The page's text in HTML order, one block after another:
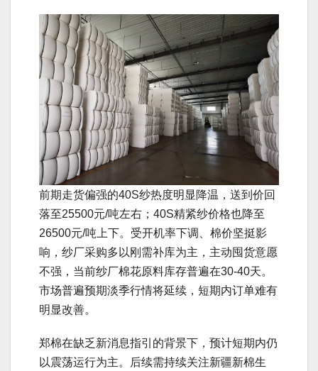
前期走货偏强的40S纱热度明显降温，送到价回
落至25500元/吨左右；40S精紧纱价格也降至
26500元/吨上下。受开机率下调、棉价坚挺影
响，纱厂采购多以刚需补库为主，主动囤货意愿
不强，当前纱厂棉花原料库存普遍在30-40天。
市场普遍预期淡季行情将延续，短期内订单难有
明显改善。
郑棉在缺乏新消息指引的背景下，预计短期内仍
以震荡运行为主。后续需持续关注新疆新棉生